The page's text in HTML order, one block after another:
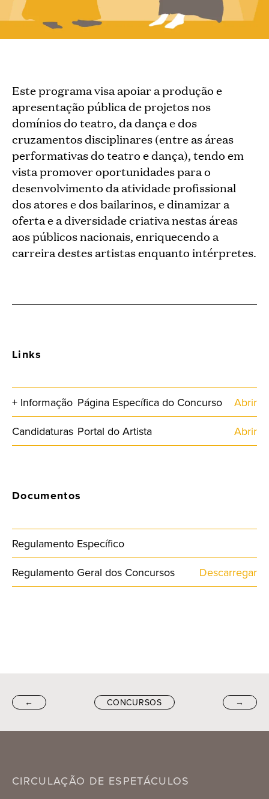
Este programa visa apoiar a produção e
apresentação pública de projetos nos
domínios do teatro, da dança e dos
cruzamentos disciplinares (entre as áreas
performativas do teatro e dança), tendo em
vista promover oportunidades para o
desenvolvimento da atividade profissional
dos atores e dos bailarinos, e dinamizar a
oferta e a diversidade criativa nestas áreas
aos públicos nacionais, enriquecendo a
carreira destes artistas enquanto intérpretes.
Links
+ Informação Página Específica do Concurso
Abrir
Candidaturas Portal do Artista Abrir
Documentos
Regulamento Específico
Regulamento Geral dos Concursos
Descarregar
← CONCURSOS →
CIRCULAÇÃO DE ESPETÁCULOS